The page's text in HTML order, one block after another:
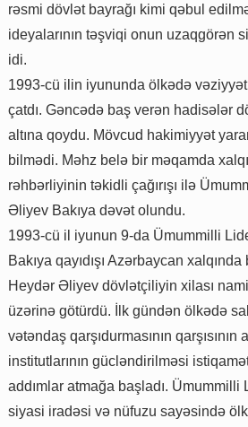
rəsmi dövlət bayrağı kimi qəbul
ideyalarının təşviqi onun uzaqgörən
idi.
1993-cü ilin iyununda ölkədə
çatdı. Gəncədə baş verən hadisələr
altına qoydu. Mövcud hakimiyyət
bilmədi. Məhz belə bir məqamda
rəhbərliyinin təkidli çağırışı ilə
Əliyev Bakıya dəvət olundu.
1993-cü il iyunun 9-da Ümummilli
Bakıya qayıdışı Azərbaycan
Heydər Əliyev dövlətçiliyin xilası
üzərinə götürdü. İlk gündən ölkədə
vətəndaş qarşıdurmasının qarşısının
institutlarının gücləndirilməsi
addımlar atmağa başladı.
siyasi iradəsi və nüfuzu sayəsində